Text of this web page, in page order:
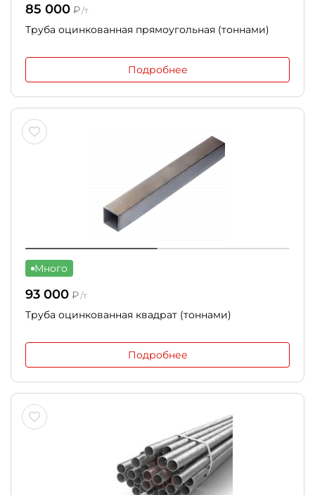
85 000 ₽/т
Труба оцинкованная прямоугольная (тоннами)
Подробнее
Много
93 000 ₽/т
Труба оцинкованная квадрат (тоннами)
Подробнее